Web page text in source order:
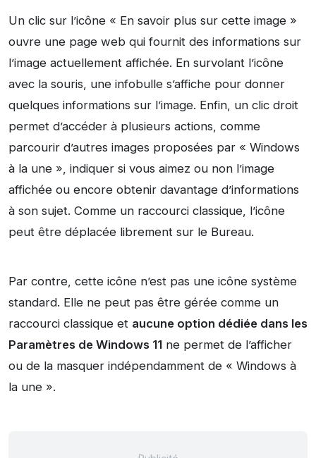
Un clic sur l’icône « En savoir plus sur cette image »
ouvre une page web qui fournit des informations sur
l’image actuellement affichée. En survolant l’icône
avec la souris, une infobulle s’affiche pour donner
quelques informations sur l’image. Enfin, un clic droit
permet d’accéder à plusieurs actions, comme
parcourir d’autres images proposées par « Windows
à la une », indiquer si vous aimez ou non l’image
affichée ou encore obtenir davantage d’informations
à son sujet. Comme un raccourci classique, l’icône
peut être déplacée librement sur le Bureau.
Par contre, cette icône n’est pas une icône système
standard. Elle ne peut pas être gérée comme un
raccourci classique et aucune option dédiée dans les
Paramètres de Windows 11 ne permet de l’afficher
ou de la masquer indépendamment de « Windows à
la une ».